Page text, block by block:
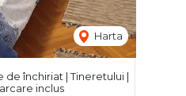
Harta
închiriat | Tineretului |
inclus